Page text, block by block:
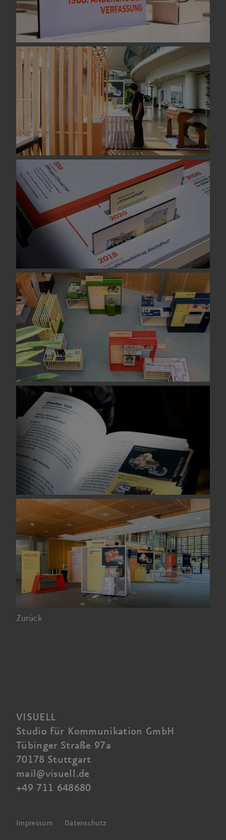
Zurück
VISUELL
Studio für Kommunikation GmbH
Tübinger Straße 97a
70178 Stuttgart
mail@visuell.de
+49 711 648680
Impressum Datenschutz